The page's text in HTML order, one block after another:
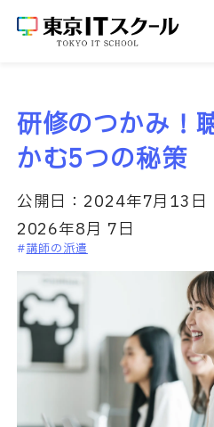
研修のつかみ！
かむ5つの秘策
公開日： 2024年7月13日
2026年8月 7日
講師の派遣